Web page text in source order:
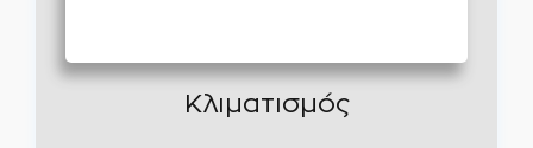
Κλιματισμός